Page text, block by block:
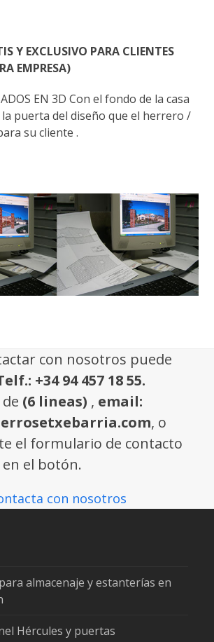
Y EXCLUSIVO PARA CLIENTES
EMPRESA)
EN 3D Con el fondo de la casa
la puerta del diseño que el herrero /
su cliente .
con nosotros puede
+34 94 457 18 55.
(6 lineas) , email:
, o
el formulario de contacto
el botón.
con nosotros
almacenaje y estanterías en
Hércules y puertas